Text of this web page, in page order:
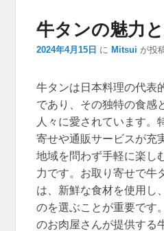
牛タンの魅力
2024年4月15日 に Mitsui が投
牛タンは日本料理の代表
であり、その独特の食感
人々に愛されています。
寄せや通販サービスが充
地域を問わず手軽に楽し
力です。お取り寄せで牛
は、新鮮な食材を使用し
のを選ぶことが重要です
のお肉屋さんが提供する